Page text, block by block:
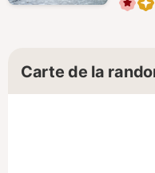
Carte de la